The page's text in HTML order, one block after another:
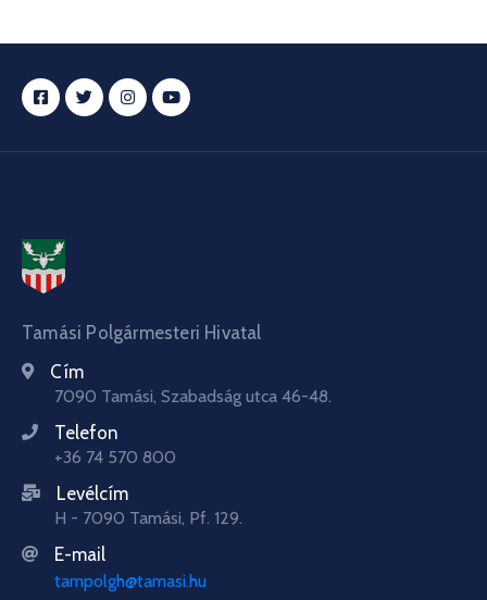
Tamási Polgármesteri Hivatal
Cím
7090 Tamási, Szabadság utca 46-48.
Telefon
+36 74 570 800
Levélcím
H - 7090 Tamási, Pf. 129.
E-mail
tampolgh@tamasi.hu